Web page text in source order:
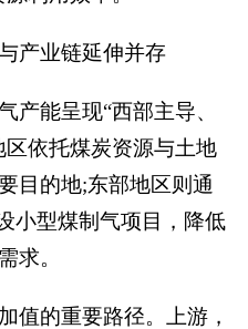
产业链延伸并存
产能呈现“西部主导、
依托煤炭资源与土地
目的地;东部地区则通
小型煤制气项目，降低
求。
值的重要路径。上游，